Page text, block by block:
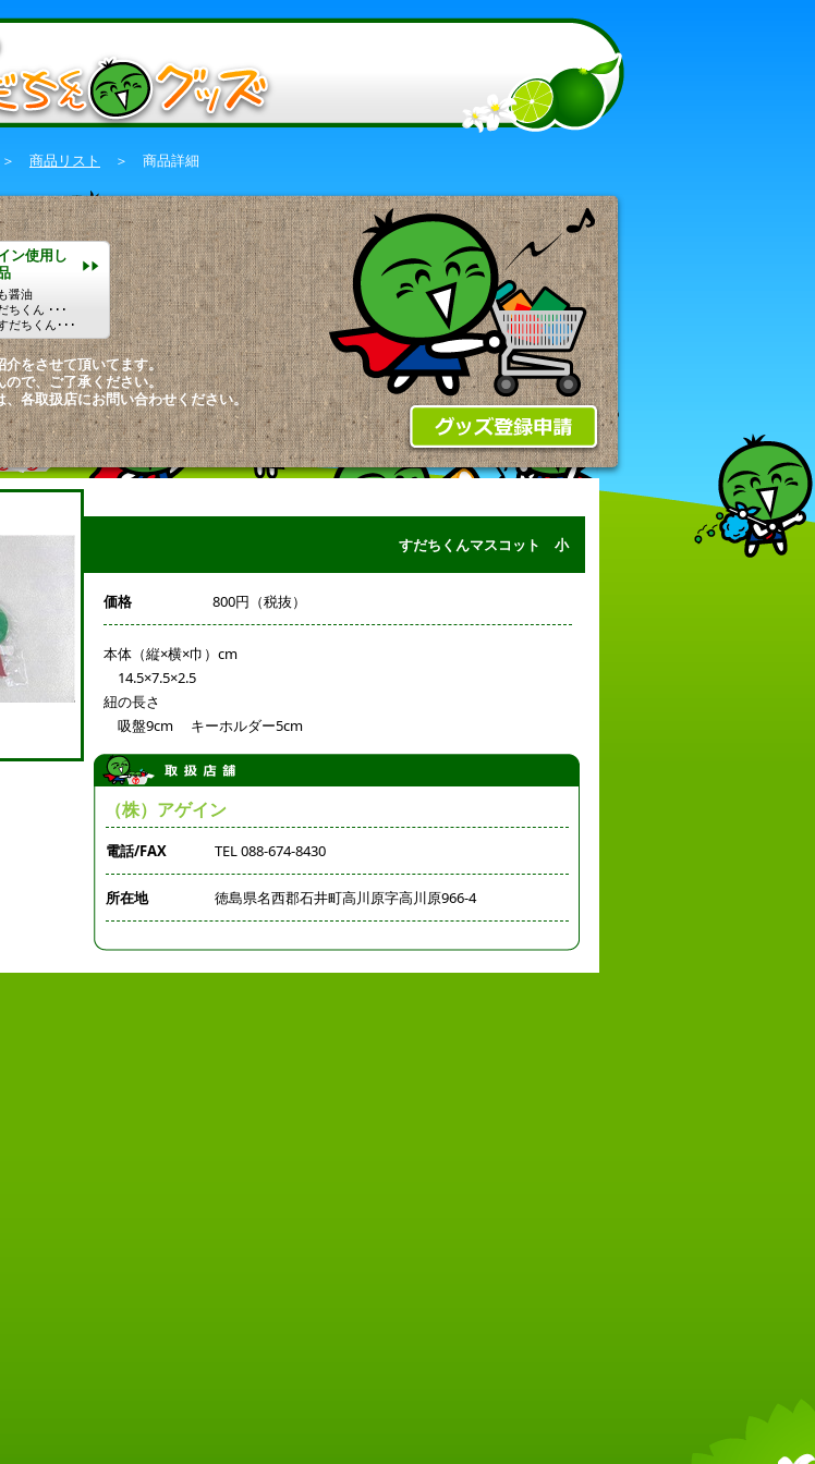
商品リスト ＞ 商品詳細
ン使用し
醤油
ちくん ･･･
だちくん･･･
をさせて頂いてます。
で、ご了承ください。
各取扱店にお問い合わせください。
すだちくんマスコット 小
価格 800円（税抜）
本体（縦×横×巾）cm
14.5×7.5×2.5
紐の長さ
吸盤9cm キーホルダー5cm
（株）アゲイン
電話/FAX TEL 088-674-8430
所在地 徳島県名西郡石井町高川原字高川原966-4